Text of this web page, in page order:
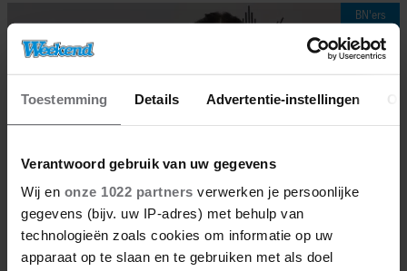
Toestemming Details Advertentie-instellingen
Verantwoord gebruik van uw gegevens
Wij en onze 1022 partners verwerken je persoonlijke
gegevens (bijv. uw IP-adres) met behulp van
technologieën zoals cookies om informatie op uw
apparaat op te slaan en te gebruiken met als doel
BN'ers